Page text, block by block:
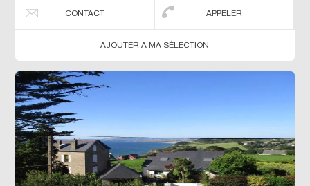
CONTACT APPELER
AJOUTER A MA SÉLECTION